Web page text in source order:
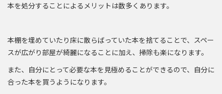
本を処分することによるメリットは数多くあります。
本棚を埋めていたり床に散らばっていた本を捨てることで、スペー
スが広がり部屋が綺麗になることに加え、掃除も楽になります。
また、自分にとって必要な本を見極めることができるので、自分に
合った本を買うようになります。